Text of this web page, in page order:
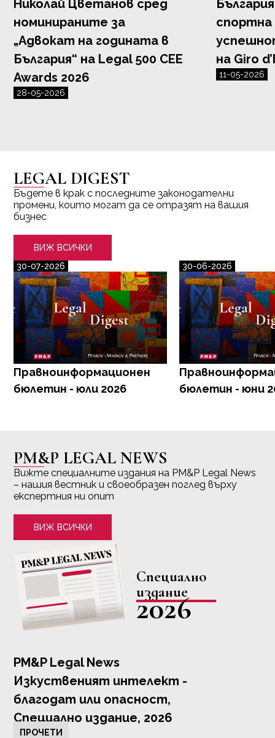
Николай Цветанов сред
номинираните за
„Адвокат на годината в
България“ на Legal 500 CEE
Awards 2026
28-05-2026
спортна
на Giro
11-05-2026
LEGAL DIGEST
Бъдете в крак с последните законодателни
промени, които могат да се отразят на вашия
бизнес
ВИЖ ВСИЧКИ
30-07-2026
Правноинформационен
бюлетин - юли 2026
30-06-2026
бюлетин - юни
PM&P LEGAL NEWS
Вижте специалните издания на PM&P Legal News
– нашия вестник и своеобразен поглед върху
експертния ни опит
ВИЖ ВСИЧКИ
Специално
издание
2026
PM&P Legal News
Изкуственият интелект -
благодат или опасност,
Специално издание, 2026
ПРОЧЕТИ